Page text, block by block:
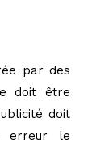
par des
doit être
doit
erreur le